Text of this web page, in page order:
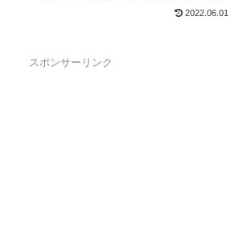
2022.06.01
スポンサーリンク